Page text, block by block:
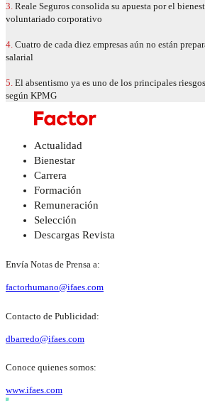
3. Reale Seguros consolida su apuesta por el
voluntariado corporativo
4. Cuatro de cada diez empresas aún no están
salarial
5. El absentismo ya es uno de los principales
según KPMG
Actualidad
Bienestar
Carrera
Formación
Remuneración
Selección
Descargas Revista
Envía Notas de Prensa a:
factorhumano@ifaes.com
Contacto de Publicidad:
dbarredo@ifaes.com
Conoce quienes somos:
www.ifaes.com